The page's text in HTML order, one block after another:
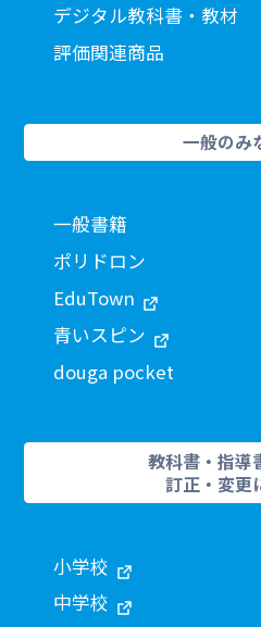
デジタル教科書・教材
評価関連商品
一般のみ
一般書籍
ポリドロン
EduTown
青いスピン
douga pocket
教科書・指導
訂正・変更
小学校
中学校